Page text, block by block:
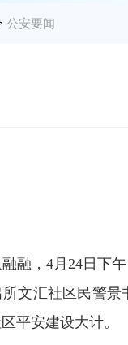
公安要闻
，4月24日下午
文汇社区民警
平安建设大计。